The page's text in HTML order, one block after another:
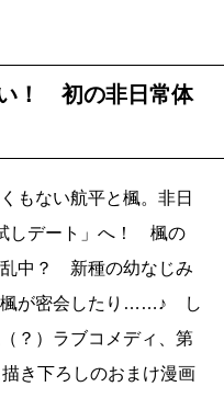
！ 初の非日常体
もない航平と楓。非日
しデート」へ！ 楓の
乱中？ 新種の幼なじみ
楓が密会したり……♪ し
？）ラブコメディ、第
き下ろしのおまけ漫画